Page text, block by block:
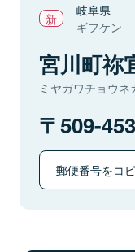
岐阜県
ギフケン
宮川町祢
ミヤガワチョウネ
509-
郵便番号をコ